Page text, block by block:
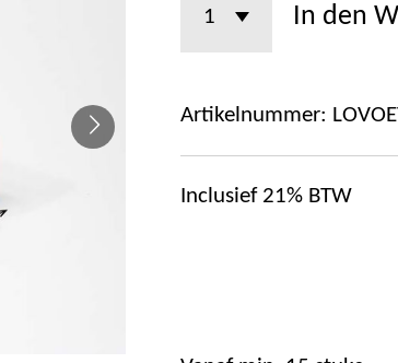
In den
Artikelnummer:
Inclusief 21% BTW